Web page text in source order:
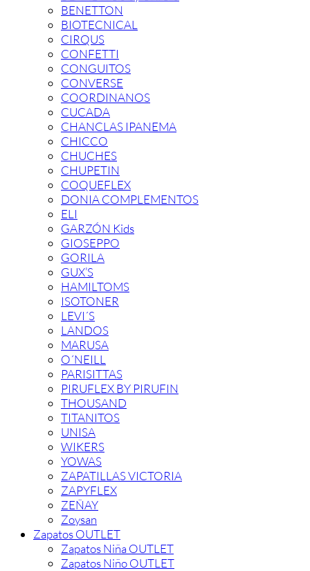
BENETTON
BIOTECNICAL
CIRQUS
CONFETTI
CONGUITOS
CONVERSE
COORDINANOS
CUCADA
CHANCLAS IPANEMA
CHICCO
CHUCHES
CHUPETIN
COQUEFLEX
DONIA COMPLEMENTOS
ELI
GARZÓN Kids
GIOSEPPO
GORILA
GUX’S
HAMILTOMS
ISOTONER
LEVI´S
LANDOS
MARUSA
O´NEILL
PARISITTAS
PIRUFLEX BY PIRUFIN
THOUSAND
TITANITOS
UNISA
WIKERS
YOWAS
ZAPATILLAS VICTORIA
ZAPYFLEX
ZEÑAY
Zoysan
Zapatos OUTLET
Zapatos Niña OUTLET
Zapatos Niño OUTLET